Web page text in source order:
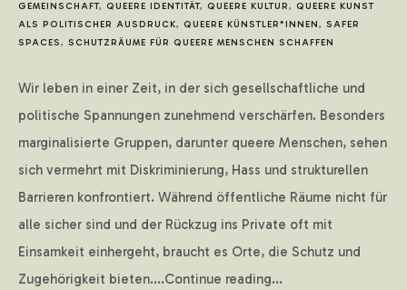
GEMEINSCHAFT, QUEERE IDENTITÄT, QUEERE KULTUR, QUEERE KUNST
ALS POLITISCHER AUSDRUCK, QUEERE KÜNSTLER*INNEN, SAFER
SPACES, SCHUTZRÄUME FÜR QUEERE MENSCHEN SCHAFFEN
Wir leben in einer Zeit, in der sich gesellschaftliche und
politische Spannungen zunehmend verschärfen. Besonders
marginalisierte Gruppen, darunter queere Menschen, sehen
sich vermehrt mit Diskriminierung, Hass und strukturellen
Barrieren konfrontiert. Während öffentliche Räume nicht für
alle sicher sind und der Rückzug ins Private oft mit
Einsamkeit einhergeht, braucht es Orte, die Schutz und
Zugehörigkeit bieten....Continue reading...